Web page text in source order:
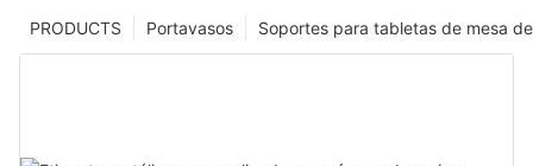
Soportes para tabletas de mesa
Portavasos
PRODUCTS